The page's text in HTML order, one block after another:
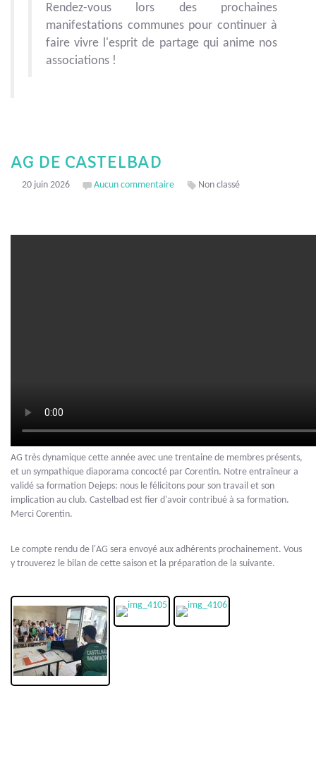
Rendez-vous lors des prochaines
manifestations communes pour continuer à
faire vivre l'esprit de partage qui anime nos
associations !
AG DE CASTELBAD
20 juin 2026 Aucun commentaire Non classé
AG très dynamique cette année avec une trentaine de membres présents,
et un sympathique diaporama concocté par Corentin. Notre entraîneur a
validé sa formation Dejeps: nous le félicitons pour son travail et son
implication au club. Castelbad est fier d'avoir contribué à sa formation.
Merci Corentin.
Le compte rendu de l'AG sera envoyé aux adhérents prochainement. Vous
y trouverez le bilan de cette saison et la préparation de la suivante.